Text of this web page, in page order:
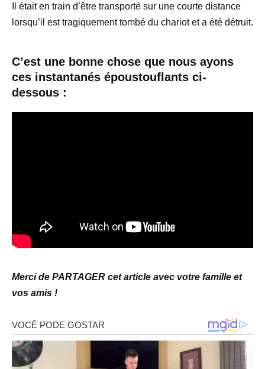
Il était en train d’être transporté sur une courte distance
lorsqu’il est tragiquement tombé du chariot et a été détruit.
C’est une bonne chose que nous ayons
ces instantanés époustouflants ci-
dessous :
Merci de PARTAGER cet article avec votre famille et
vos amis !